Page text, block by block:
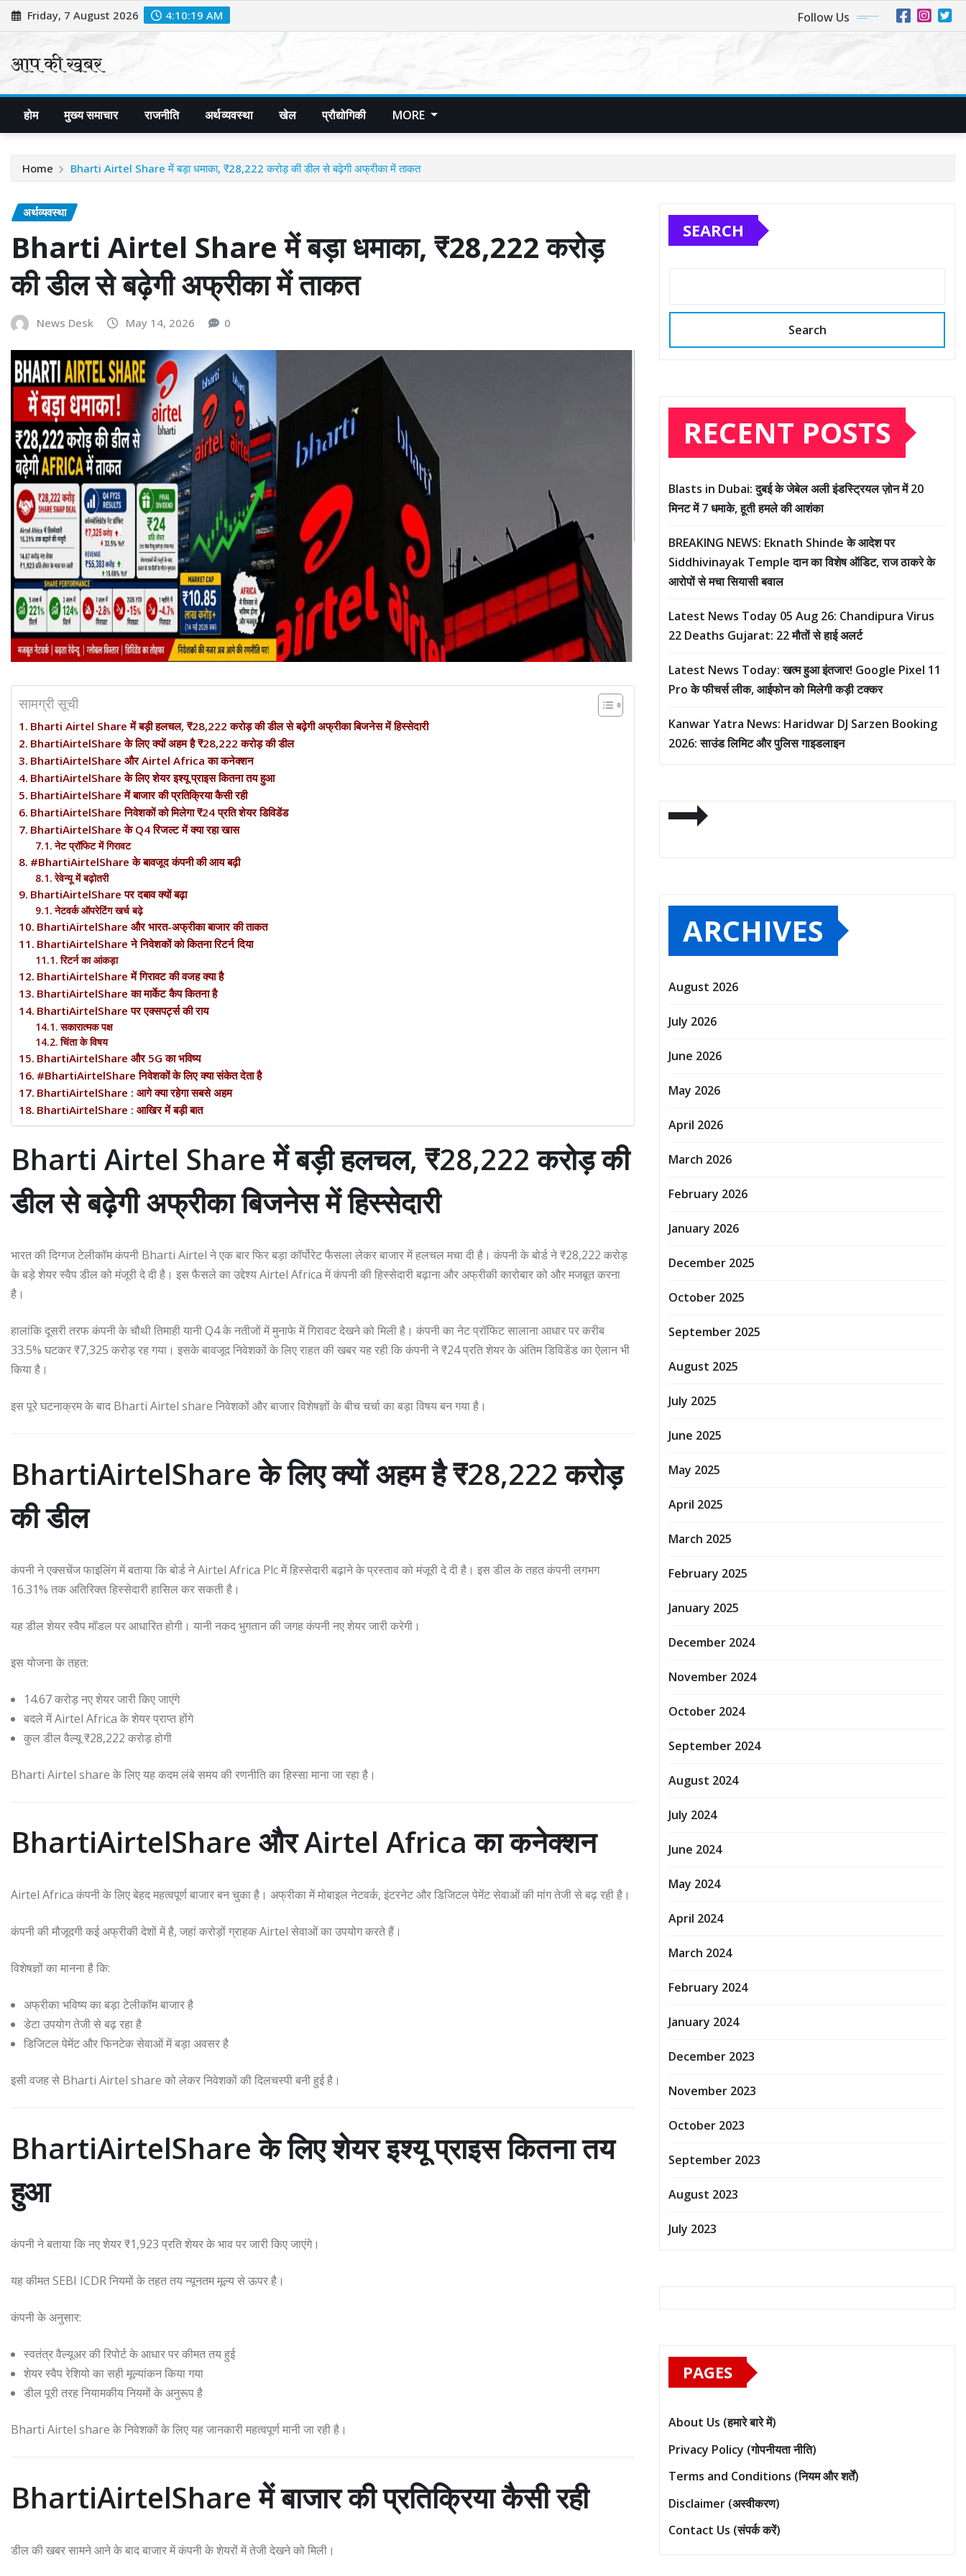
Skip
to
Friday, 7 August 2026 4:10:21 AM Follow Us
होम मुख्य समाचार राजनीति अर्थव्यवस्था खेल प्रौद्योगिकी MORE
Home Bharti Airtel Share में बड़ा धमाका, ₹28,222 करोड़ की डील से बढ़ेगी अफ्रीका में ताकत
अर्थव्यवस्था
Bharti Airtel Share में बड़ा धमाका, ₹28,222 करोड़
की डील से बढ़ेगी अफ्रीका में ताकत
News Desk May 14, 2026 0
सामग्री सूची
Bharti Airtel Share में बड़ी हलचल, ₹28,222 करोड़ की डील से बढ़ेगी अफ्रीका बिजनेस में हिस्सेदारी
BhartiAirtelShare के लिए क्यों अहम है ₹28,222 करोड़ की डील
BhartiAirtelShare और Airtel Africa का कनेक्शन
BhartiAirtelShare के लिए शेयर इश्यू प्राइस कितना तय हुआ
BhartiAirtelShare में बाजार की प्रतिक्रिया कैसी रही
BhartiAirtelShare निवेशकों को मिलेगा ₹24 प्रति शेयर डिविडेंड
BhartiAirtelShare के Q4 रिजल्ट में क्या रहा खास
नेट प्रॉफिट में गिरावट
#BhartiAirtelShare के बावजूद कंपनी की आय बढ़ी
रेवेन्यू में बढ़ोतरी
BhartiAirtelShare पर दबाव क्यों बढ़ा
नेटवर्क ऑपरेटिंग खर्च बढ़े
BhartiAirtelShare और भारत-अफ्रीका बाजार की ताकत
BhartiAirtelShare ने निवेशकों को कितना रिटर्न दिया
रिटर्न का आंकड़ा
BhartiAirtelShare में गिरावट की वजह क्या है
BhartiAirtelShare का मार्केट कैप कितना है
BhartiAirtelShare पर एक्सपर्ट्स की राय
सकारात्मक पक्ष
चिंता के विषय
BhartiAirtelShare और 5G का भविष्य
#BhartiAirtelShare निवेशकों के लिए क्या संकेत देता है
BhartiAirtelShare : आगे क्या रहेगा सबसे अहम
BhartiAirtelShare : आखिर में बड़ी बात
Bharti Airtel Share में बड़ी हलचल, ₹28,222 करोड़ की
डील से बढ़ेगी अफ्रीका बिजनेस में हिस्सेदारी
भारत की दिग्गज टेलीकॉम कंपनी Bharti Airtel ने एक बार फिर बड़ा कॉर्पोरेट फैसला लेकर बाजार में हलचल मचा दी है। कंपनी के बोर्ड ने ₹28,222 करोड़
के बड़े शेयर स्वैप डील को मंजूरी दे दी है। इस फैसले का उद्देश्य Airtel Africa में कंपनी की हिस्सेदारी बढ़ाना और अफ्रीकी कारोबार को और मजबूत करना
है।
हालांकि दूसरी तरफ कंपनी के चौथी तिमाही यानी Q4 के नतीजों में मुनाफे में गिरावट देखने को मिली है। कंपनी का नेट प्रॉफिट सालाना आधार पर करीब
33.5% घटकर ₹7,325 करोड़ रह गया। इसके बावजूद निवेशकों के लिए राहत की खबर यह रही कि कंपनी ने ₹24 प्रति शेयर के अंतिम डिविडेंड का ऐलान भी
किया है।
इस पूरे घटनाक्रम के बाद Bharti Airtel share निवेशकों और बाजार विशेषज्ञों के बीच चर्चा का बड़ा विषय बन गया है।
BhartiAirtelShare के लिए क्यों अहम है ₹28,222 करोड़
की डील
कंपनी ने एक्सचेंज फाइलिंग में बताया कि बोर्ड ने Airtel Africa Plc में हिस्सेदारी बढ़ाने के प्रस्ताव को मंजूरी दे दी है। इस डील के तहत कंपनी लगभग
16.31% तक अतिरिक्त हिस्सेदारी हासिल कर सकती है।
यह डील शेयर स्वैप मॉडल पर आधारित होगी। यानी नकद भुगतान की जगह कंपनी नए शेयर जारी करेगी।
इस योजना के तहत:
14.67 करोड़ नए शेयर जारी किए जाएंगे
बदले में Airtel Africa के शेयर प्राप्त होंगे
कुल डील वैल्यू ₹28,222 करोड़ होगी
Bharti Airtel share के लिए यह कदम लंबे समय की रणनीति का हिस्सा माना जा रहा है।
BhartiAirtelShare और Airtel Africa का कनेक्शन
Airtel Africa कंपनी के लिए बेहद महत्वपूर्ण बाजार बन चुका है। अफ्रीका में मोबाइल नेटवर्क, इंटरनेट और डिजिटल पेमेंट सेवाओं की मांग तेजी से बढ़ रही है।
कंपनी की मौजूदगी कई अफ्रीकी देशों में है, जहां करोड़ों ग्राहक Airtel सेवाओं का उपयोग करते हैं।
विशेषज्ञों का मानना है कि:
अफ्रीका भविष्य का बड़ा टेलीकॉम बाजार है
डेटा उपयोग तेजी से बढ़ रहा है
डिजिटल पेमेंट और फिनटेक सेवाओं में बड़ा अवसर है
इसी वजह से Bharti Airtel share को लेकर निवेशकों की दिलचस्पी बनी हुई है।
BhartiAirtelShare के लिए शेयर इश्यू प्राइस कितना तय
हुआ
कंपनी ने बताया कि नए शेयर ₹1,923 प्रति शेयर के भाव पर जारी किए जाएंगे।
यह कीमत SEBI ICDR नियमों के तहत तय न्यूनतम मूल्य से ऊपर है।
कंपनी के अनुसार:
स्वतंत्र वैल्यूअर की रिपोर्ट के आधार पर कीमत तय हुई
शेयर स्वैप रेशियो का सही मूल्यांकन किया गया
डील पूरी तरह नियामकीय नियमों के अनुरूप है
Bharti Airtel share के निवेशकों के लिए यह जानकारी महत्वपूर्ण मानी जा रही है।
BhartiAirtelShare में बाजार की प्रतिक्रिया कैसी रही
डील की खबर सामने आने के बाद बाजार में कंपनी के शेयरों में तेजी देखने को मिली।
SEARCH
Search
RECENT POSTS
Blasts in Dubai: दुबई के जेबेल अली इंडस्ट्रियल ज़ोन में 20
मिनट में 7 धमाके, हूती हमले की आशंका
BREAKING NEWS: Eknath Shinde के आदेश पर
Siddhivinayak Temple दान का विशेष ऑडिट, राज ठाकरे के
आरोपों से मचा सियासी बवाल
Latest News Today 05 Aug 26: Chandipura Virus
22 Deaths Gujarat: 22 मौतों से हाई अलर्ट
Latest News Today: खत्म हुआ इंतजार! Google Pixel 11
Pro के फीचर्स लीक, आईफोन को मिलेगी कड़ी टक्कर
Kanwar Yatra News: Haridwar DJ Sarzen Booking
2026: साउंड लिमिट और पुलिस गाइडलाइन
ARCHIVES
August 2026
July 2026
June 2026
May 2026
April 2026
March 2026
February 2026
January 2026
December 2025
October 2025
September 2025
August 2025
July 2025
June 2025
May 2025
April 2025
March 2025
February 2025
January 2025
December 2024
November 2024
October 2024
September 2024
August 2024
July 2024
June 2024
May 2024
April 2024
March 2024
February 2024
January 2024
December 2023
November 2023
October 2023
September 2023
August 2023
July 2023
PAGES
About Us (हमारे बारे में)
Privacy Policy (गोपनीयता नीति)
Terms and Conditions (नियम और शर्तें)
Disclaimer (अस्वीकरण)
Contact Us (संपर्क करें)